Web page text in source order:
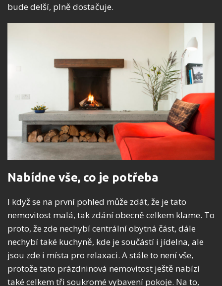
bude delší, plně dostačuje.
Nabídne vše, co je potřeba
I když se na první pohled může zdát, že je tato
nemovitost malá, tak zdání obecně celkem klame. To
proto, že zde nechybí centrální obytná část, dále
nechybí také kuchyně, kde je součástí i jídelna, ale
jsou zde i místa pro relaxaci. A stále to není vše,
protože tato prázdninová nemovitost ještě nabízí
také celkem tři soukromé vybavení pokoje. Na to,